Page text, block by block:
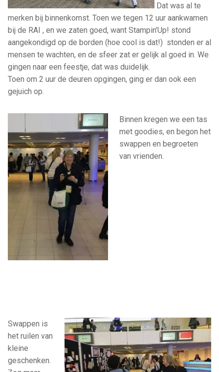
Dat was al te
merken bij binnenkomst. Toen we tegen 12 uur aankwamen
bij de RAI , en we zaten goed, want Stampin’Up! stond
aangekondigd op de borden (hoe cool is dat!) stonden er al
mensen te wachten, en de sfeer zat er gelijk al goed in. We
gingen naar een feestje, dat was duidelijk.
Toen om 2 uur de deuren opgingen, ging er dan ook een
gejuich op.
Binnen kregen we een tas
met goodies, en begon het
swappen en begroeten
van vrienden.
Swappen is
het ruilen van
kleine
geschenken.